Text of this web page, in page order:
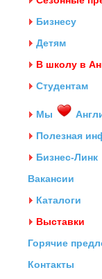
Бизнесу
Детям
В школу в
Студентам
Мы
Полезная
Бизнес-Линк
Вакансии
Каталоги
Выставки
Горячие
Контакты